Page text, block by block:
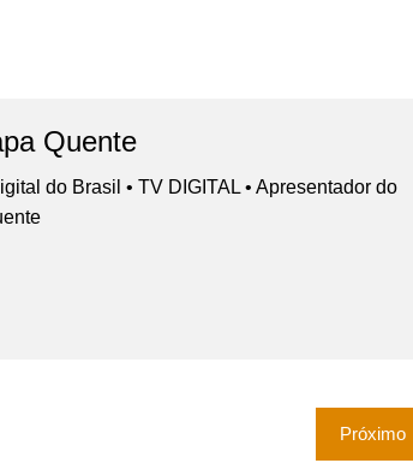
Quente
do Brasil • TV DIGITAL • Apresentador do
Próximo